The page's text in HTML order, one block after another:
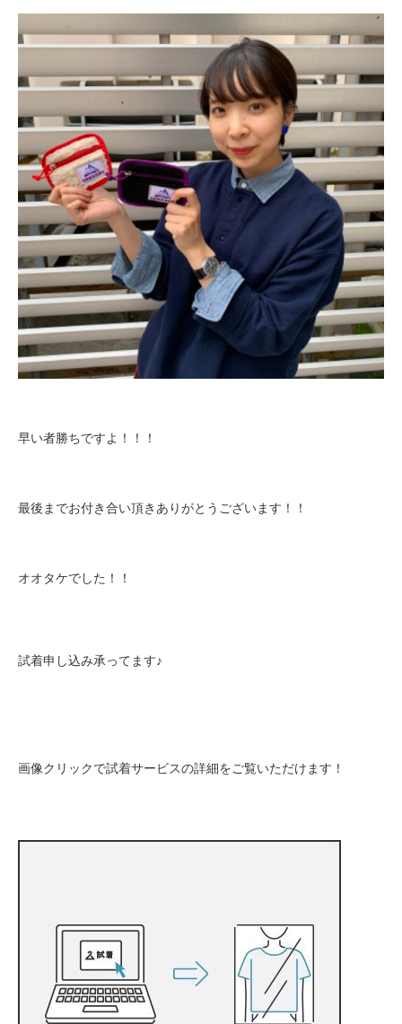
早い者勝ちですよ！！！
最後までお付き合い頂きありがとうございます！！
オオタケでした！！
試着申し込み承ってます♪
画像クリックで試着サービスの詳細をご覧いただけます！